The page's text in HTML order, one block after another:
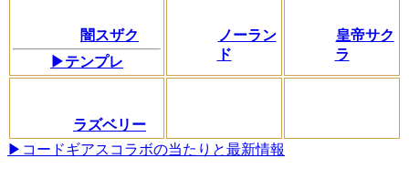
闇スザク
▶テンプレ
ノーラン
ド
皇帝サク
ラ
ラズベリー
▶コードギアスコラボの当たりと最新情報